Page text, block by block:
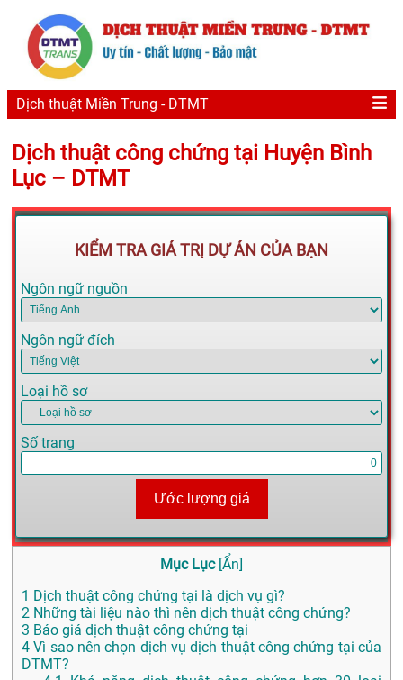
Dịch thuật Miền Trung - DTMT
Dịch thuật công chứng tại Huyện Bình
Lục – DTMT
KIỂM TRA GIÁ TRỊ DỰ ÁN CỦA BẠN
Ngôn ngữ nguồn
Ngôn ngữ đích
Loại hồ sơ
Số trang
Ước lượng giá
Mục Lục [Ẩn]
1 Dịch thuật công chứng tại là dịch vụ gì?
2 Những tài liệu nào thì nên dịch thuật công chứng?
3 Báo giá dịch thuật công chứng tại
4 Vì sao nên chọn dịch vụ dịch thuật công chứng tại của
DTMT?